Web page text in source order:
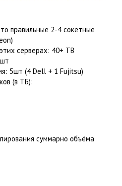
правильные 2-4 сокетные
серверах: 40+ ТB
5шт (4 Dell + 1 Fujitsu)
(в ТБ):
суммарно объёма